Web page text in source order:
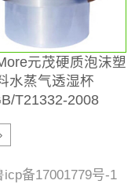
元茂硬质泡沫塑
水蒸气透湿杯
T21332-2008
备17001779号-1